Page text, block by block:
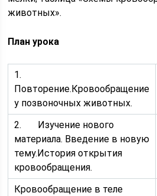
животных».
План урока
1.
Повторение.Кровообращение
у позвоночных животных.
2. Изучение нового
материала. Введение в новую
тему.История открытия
кровообращения.
Кровообращение в теле